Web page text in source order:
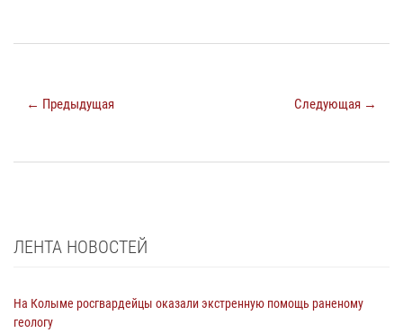
← Предыдущая Следующая →
ЛЕНТА НОВОСТЕЙ
На Колыме росгвардейцы оказали экстренную помощь раненому
геологу